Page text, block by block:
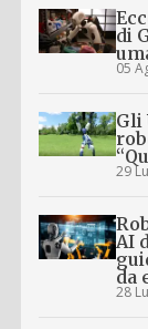
di
05
Gli
29
AI
da
28